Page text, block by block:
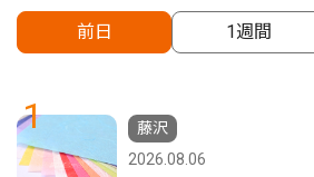
前日 1週間
1
藤沢
2026.08.06